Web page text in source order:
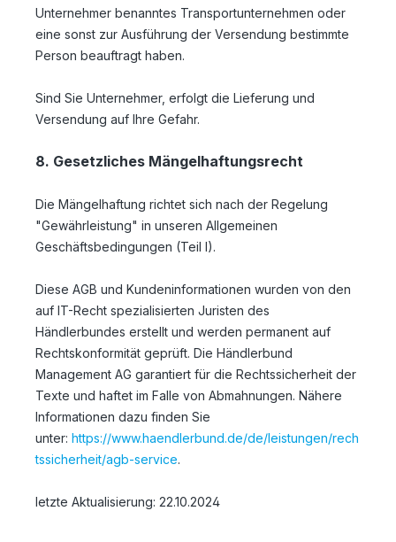
Unternehmer benanntes Transportunternehmen oder
eine sonst zur Ausführung der Versendung bestimmte
Person beauftragt haben.
Sind Sie Unternehmer, erfolgt die Lieferung und
Versendung auf Ihre Gefahr.
8. Gesetzliches Mängelhaftungsrecht
Die Mängelhaftung richtet sich nach der Regelung
"Gewährleistung" in unseren Allgemeinen
Geschäftsbedingungen (Teil I).
Diese AGB und Kundeninformationen wurden von den
auf IT-Recht spezialisierten Juristen des
Händlerbundes erstellt und werden permanent auf
Rechtskonformität geprüft. Die Händlerbund
Management AG garantiert für die Rechtssicherheit der
Texte und haftet im Falle von Abmahnungen. Nähere
Informationen dazu finden Sie
unter: https://www.haendlerbund.de/de/leistungen/rech
tssicherheit/agb-service.
letzte Aktualisierung: 22.10.2024